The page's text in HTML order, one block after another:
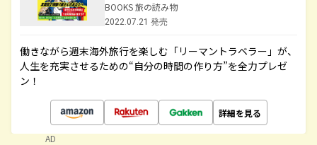
BOOKS 旅の読み物
2022.07.21 発売
働きながら週末海外旅行を楽しむ「リーマントラベラー」が、
人生を充実させるための“自分の時間の作り方”を全力プレゼ
ン！
詳細を見る
AD